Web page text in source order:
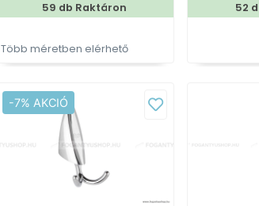
59 db Raktáron
Több méretben elérhető
52
-7% AKCIÓ